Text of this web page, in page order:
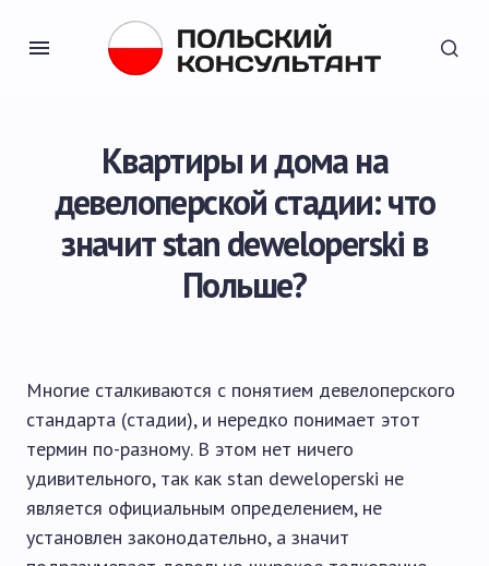
Квартиры и дома на
девелоперской стадии: что
значит stan deweloperski в
Польше?
Многие сталкиваются с понятием девелоперского
стандарта (стадии), и нередко понимает этот
термин по-разному. В этом нет ничего
удивительного, так как stan deweloperski не
является официальным определением, не
установлен законодательно, а значит